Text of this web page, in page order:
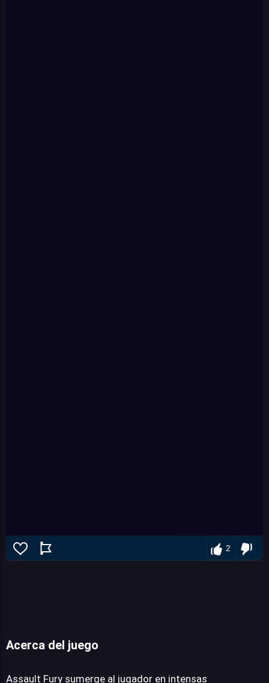
2
Acerca del juego
Assault Fury sumerge al jugador en intensas